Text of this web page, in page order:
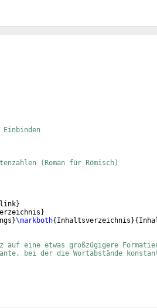
(Roman für Römisch)
}
}
}\markboth{ Inhaltsverzeichnis }{
auf eine etwas großzügigere
bei der die Wortabstände